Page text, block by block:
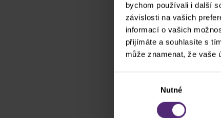
bychom používali i další
závislosti na vašich
informací o vašich
přijímáte a souhlasíte s
může znamenat, že vaše
Nutné
Chevron
Cisco
The Coca-